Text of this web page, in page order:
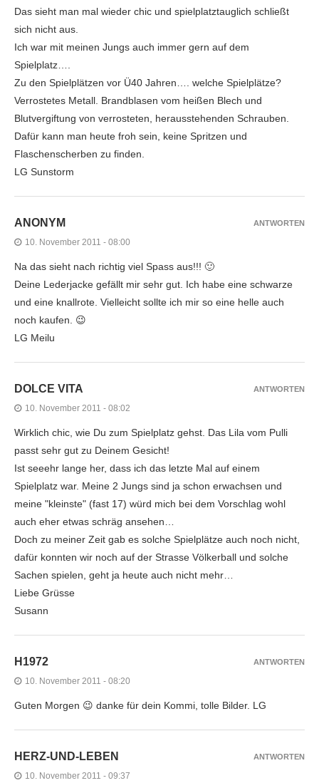
Das sieht man mal wieder chic und spielplatztauglich schließt
sich nicht aus.
Ich war mit meinen Jungs auch immer gern auf dem
Spielplatz….
Zu den Spielplätzen vor Ü40 Jahren…. welche Spielplätze?
Verrostetes Metall. Brandblasen vom heißen Blech und
Blutvergiftung von verrosteten, herausstehenden Schrauben.
Dafür kann man heute froh sein, keine Spritzen und
Flaschenscherben zu finden.
LG Sunstorm
ANONYM
10. November 2011 - 08:00
Na das sieht nach richtig viel Spass aus!!! 🙂
Deine Lederjacke gefällt mir sehr gut. Ich habe eine schwarze
und eine knallrote. Vielleicht sollte ich mir so eine helle auch
noch kaufen. 😉
LG Meilu
ANTWORTEN
DOLCE VITA
10. November 2011 - 08:02
Wirklich chic, wie Du zum Spielplatz gehst. Das Lila vom Pulli
passt sehr gut zu Deinem Gesicht!
Ist seeehr lange her, dass ich das letzte Mal auf einem
Spielplatz war. Meine 2 Jungs sind ja schon erwachsen und
meine "kleinste" (fast 17) würd mich bei dem Vorschlag wohl
auch eher etwas schräg ansehen…
Doch zu meiner Zeit gab es solche Spielplätze auch noch nicht,
dafür konnten wir noch auf der Strasse Völkerball und solche
Sachen spielen, geht ja heute auch nicht mehr…
Liebe Grüsse
Susann
ANTWORTEN
H1972
10. November 2011 - 08:20
Guten Morgen 😉 danke für dein Kommi, tolle Bilder. LG
ANTWORTEN
HERZ-UND-LEBEN
10. November 2011 - 09:37
ANTWORTEN